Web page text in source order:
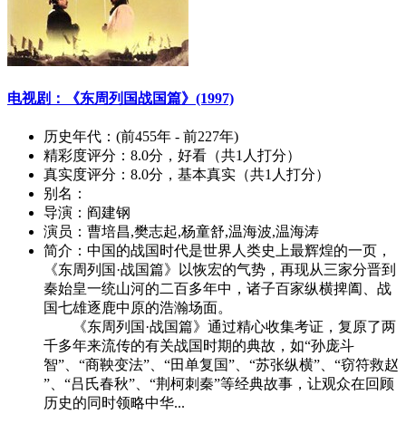
电视剧：《东周列国战国篇》(1997)
历史年代： (前455年 - 前227年)
精彩度评分： 8.0分，好看（共1人打分）
真实度评分： 8.0分，基本真实（共1人打分）
别名：
导演： 阎建钢
演员： 曹培昌,樊志起,杨童舒,温海波,温海涛
简介： 中国的战国时代是世界人类史上最辉煌的一页，
《东周列国·战国篇》以恢宏的气势，再现从三家分晋到
秦始皇一统山河的二百多年中，诸子百家纵横捭阖、战
国七雄逐鹿中原的浩瀚场面。
《东周列国·战国篇》通过精心收集考证，复原了两
千多年来流传的有关战国时期的典故，如“孙庞斗
智”、“商鞅变法”、“田单复国”、“苏张纵横”、“窃符救赵
”、“吕氏春秋”、“荆柯刺秦”等经典故事，让观众在回顾
历史的同时领略中华...